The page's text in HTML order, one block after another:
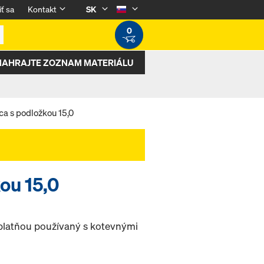
sa Kontakt
SK
0
ZOZNAM MATERIÁLU
s podložkou 15,0
15,0
používaný s kotevnými